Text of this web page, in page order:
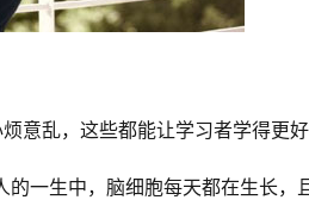
烦意乱，这些都能让学习者学得更
一生中，脑细胞每天都在生长，